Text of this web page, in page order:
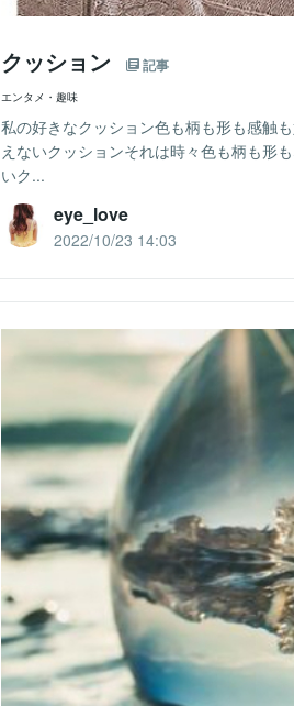
クッション 記事
エンタメ・趣味
私の好きなクッション色も柄も形も感触
えないクッションそれは時々色も柄も形
いク...
eye_love
2022/10/23 14:03